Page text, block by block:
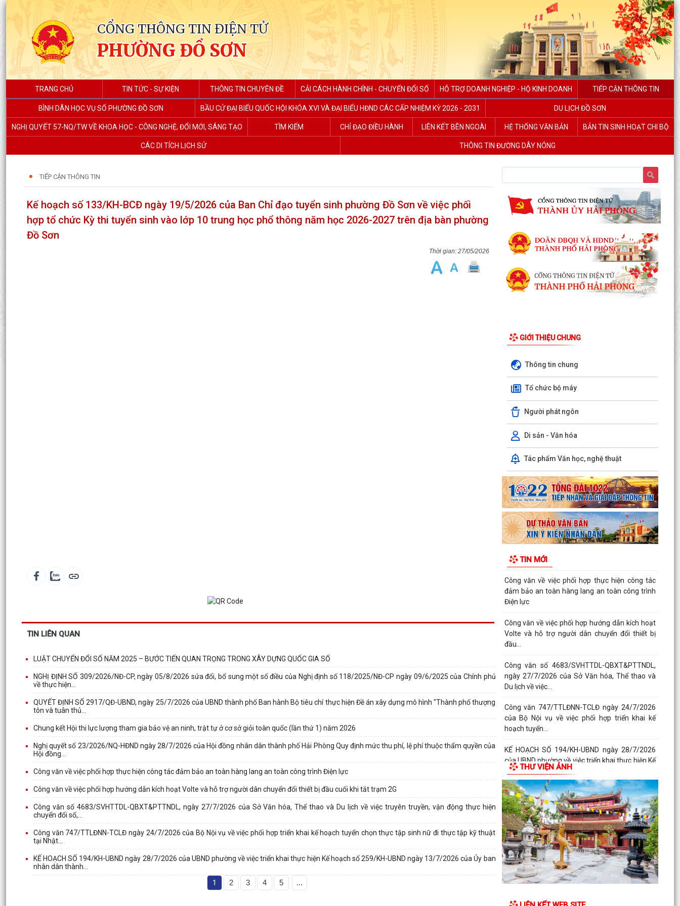
CỔNG THÔNG TIN ĐIỆN TỬ
PHƯỜNG ĐỒ SƠN
TRANG CHỦ TIN TỨC - SỰ KIỆN THÔNG TIN CHUYÊN ĐỀ CẢI CÁCH HÀNH CHÍNH - CHUYỂN ĐỔI SỐ HỖ TRỢ DOANH NGHIỆP - HỘ KINH DOANH TIẾP CẬN THÔNG TIN
BÌNH DÂN HỌC VỤ SỐ PHƯỜNG ĐỒ SƠN BẦU CỬ ĐẠI BIỂU QUỐC HỘI KHÓA XVI VÀ ĐẠI BIỂU HĐND CÁC CẤP NHIỆM KỲ 2026 - 2031 DU LỊCH ĐỒ SƠN
NGHỊ QUYẾT 57-NQ/TW VỀ KHOA HỌC - CÔNG NGHỆ, ĐỔI MỚI, SÁNG TẠO TÌM KIẾM CHỈ ĐẠO ĐIỀU HÀNH LIÊN KẾT BÊN NGOÀI HỆ THỐNG VĂN BẢN BẢN TIN SINH HOẠT CHI BỘ
CÁC DI TÍCH LỊCH SỬ THÔNG TIN ĐƯỜNG DÂY NÓNG
TIẾP CẬN THÔNG TIN
Kế hoạch số 133/KH-BCĐ ngày 19/5/2026 của Ban Chỉ đạo tuyển sinh phường Đồ Sơn về việc phối
hợp tổ chức Kỳ thi tuyển sinh vào lớp 10 trung học phổ thông năm học 2026-2027 trên địa bàn phường
Đồ Sơn
27/05/2026
TIN LIÊN QUAN
LUẬT CHUYỂN ĐỔI SỐ NĂM 2025 – BƯỚC TIẾN QUAN TRỌNG TRONG XÂY DỰNG QUỐC GIA SỐ
NGHỊ ĐỊNH SỐ 309/2026/NĐ-CP, ngày 05/8/2026 sửa đổi, bổ sung một số điều của Nghị định số 118/2025/NĐ-CP ngày 09/6/2025 của Chính phủ
về thực hiện...
QUYẾT ĐỊNH SỐ 2917/QĐ-UBND, ngày 25/7/2026 của UBND thành phố Ban hành Bộ tiêu chí thực hiện Đề án xây dựng mô hình "Thành phố thượng
tôn và tuân thủ...
Chung kết Hội thi lực lượng tham gia bảo vệ an ninh, trật tự ở cơ sở giỏi toàn quốc (lần thứ 1) năm 2026
Nghị quyết số 23/2026/NQ-HĐND ngày 28/7/2026 của Hội đồng nhân dân thành phố Hải Phòng Quy định mức thu phí, lệ phí thuộc thẩm quyền của
Hội đồng...
Công văn về việc phối hợp thực hiện công tác đảm bảo an toàn hàng lang an toàn công trình Điện lực
Công văn về việc phối hợp hướng dẫn kích hoạt Volte và hỗ trợ người dân chuyển đổi thiết bị đầu cuối khi tắt trạm 2G
Công văn số 4683/SVHTTDL-QBXT&PTTNDL, ngày 27/7/2026 của Sở Văn hóa, Thể thao và Du lịch về việc truyên truyền, vận động thực hiện
chuyển đổi số,...
Công văn 747/TTLĐNN-TCLĐ ngày 24/7/2026 của Bộ Nội vụ về việc phối hợp triển khai kế hoạch tuyển chọn thực tập sinh nữ đi thực tập kỹ thuật
tại Nhật...
KẾ HOẠCH SỐ 194/KH-UBND ngày 28/7/2026 của UBND phường về việc triển khai thực hiện Kế hoạch số 259/KH-UBND ngày 13/7/2026 của Ủy ban
nhân dân thành...
1 2 3 4 5 ...
GIỚI THIỆU CHUNG
Thông tin chung
Tổ chức bộ máy
Người phát ngôn
Di sản - Văn hóa
Tác phẩm Văn học, nghệ thuật
TIN MỚI
LUẬT CHUYỂN ĐỔI SỐ NĂM 2025 – BƯỚC TIẾN
QUAN TRỌNG TRONG XÂY DỰNG QUỐC GIA SỐ
NGHỊ ĐỊNH SỐ 309/2026/NĐ-CP, ngày
05/8/2026 sửa đổi, bổ sung một số điều của
Nghị định số...
QUYẾT ĐỊNH SỐ 2917/QĐ-UBND, ngày
25/7/2026 của UBND thành phố Ban hành Bộ
tiêu chí thực hiện Đề án...
Chung kết Hội thi lực lượng tham gia bảo vệ an
ninh, trật tự ở cơ sở giỏi toàn quốc (lần thứ 1)
năm...
Nghị quyết số 23/2026/NQ-HĐND ngày
Hải Phòng Quy định mức...
Công văn về việc phối hợp thực hiện công tác
đảm bảo an toàn hàng lang an toàn công trình
Điện lực
Công văn về việc phối hợp hướng dẫn kích hoạt
Volte và hỗ trợ người dân chuyển đổi thiết bị
đầu...
Công văn số 4683/SVHTTDL-QBXT&PTTNDL,
ngày 27/7/2026 của Sở Văn hóa, Thể thao và
Du lịch về việc...
Công văn 747/TTLĐNN-TCLĐ ngày 24/7/2026
của Bộ Nội vụ về việc phối hợp triển khai kế
hoạch tuyển...
KẾ HOẠCH SỐ 194/KH-UBND ngày 28/7/2026
của UBND phường về việc triển khai thực hiện Kế
hoạch số...
KẾ HOẠCH SỐ 259/KH-UBND, ngày 13/7/2026
của UBND thành phố ban hành Kế hoạch hành
động thực hiện...
PHƯỜNG ĐỒ SƠN THAM DỰ HỘI NGHỊ TOÀN
QUỐC NGHIÊN CỨU, HỌC TẬP, QUÁN TRIỆT VÀ
TRIỂN KHAI THỰC HIỆN...
Công văn 3616/STP-PBGDPL, ngày 28/7/2026
THƯ VIỆN ẢNH